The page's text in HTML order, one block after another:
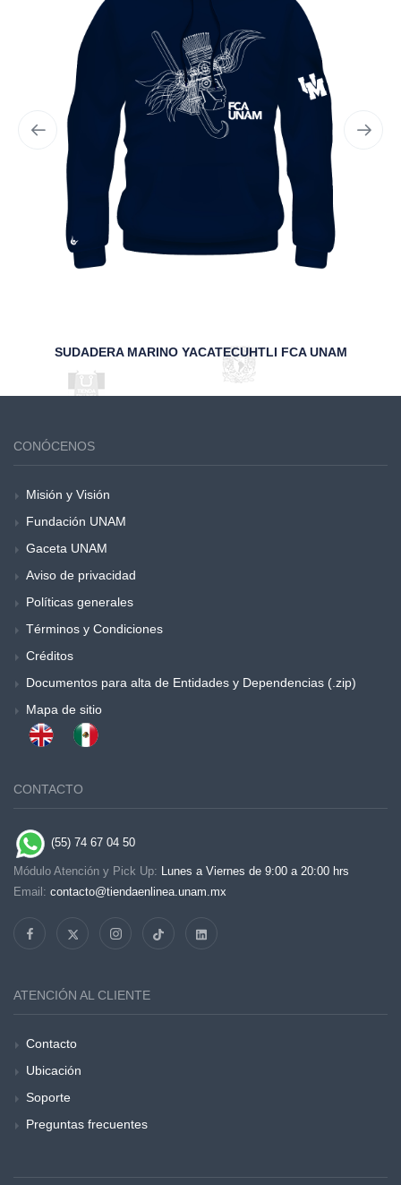
SUDADERA MARINO YACATECUHTLI FCA UNAM
CONÓCENOS
Misión y Visión
Fundación UNAM
Gaceta UNAM
Aviso de privacidad
Políticas generales
Términos y Condiciones
Créditos
Documentos para alta de Entidades y Dependencias (.zip)
Mapa de sitio
CONTACTO
(55) 74 67 04 50
Módulo Atención y Pick Up: Lunes a Viernes de 9:00 a 20:00 hrs
Email: contacto@tiendaenlinea.unam.mx
ATENCIÓN AL CLIENTE
Contacto
Ubicación
Soporte
Preguntas frecuentes